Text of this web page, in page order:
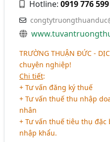
Hotline:0919 776 599
TRƯỜNG THUẬN ĐỨC -
chuyên nghiệp!
Chi tiết:
+ Tư vấn đăng ký thuế
+ Tư vấn thuế thu nhập
nhân
+ Tư vấn thuế tiêu thụ đặc
nhập khẩu.